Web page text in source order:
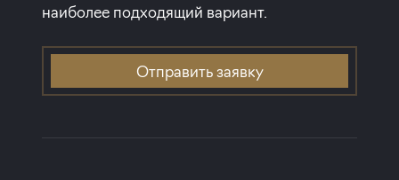
наиболее подходящий вариант.
Отправить заявку